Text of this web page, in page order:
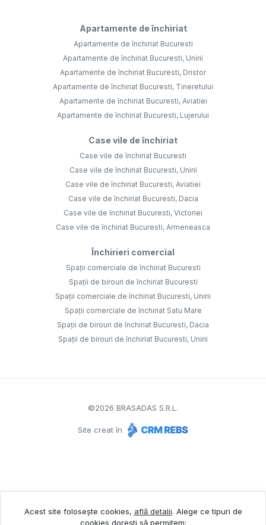
Apartamente de închiriat
Apartamente de închiriat Bucuresti
Apartamente de închiriat Bucuresti, Unirii
Apartamente de închiriat Bucuresti, Dristor
Apartamente de închiriat Bucuresti, Tineretului
Apartamente de închiriat Bucuresti, Aviatiei
Apartamente de închiriat Bucuresti, Lujerului
Case vile de închiriat
Case vile de închiriat Bucuresti
Case vile de închiriat Bucuresti, Unirii
Case vile de închiriat Bucuresti, Aviatiei
Case vile de închiriat Bucuresti, Dacia
Case vile de închiriat Bucuresti, Victoriei
Case vile de închiriat Bucuresti, Armeneasca
Închirieri comercial
Spații comerciale de închiriat Bucuresti
Spații de birouri de închiriat Bucuresti
Spații comerciale de închiriat Bucuresti, Unirii
Spații comerciale de închiriat Satu Mare
Spații de birouri de închiriat Bucuresti, Dacia
Spații de birouri de închiriat Bucuresti, Unirii
©2026 BRASADAS S.R.L.
Site creat în
Acest site folosește cookies, află detalii. Alege ce tipuri de
cookies dorești să permitem: